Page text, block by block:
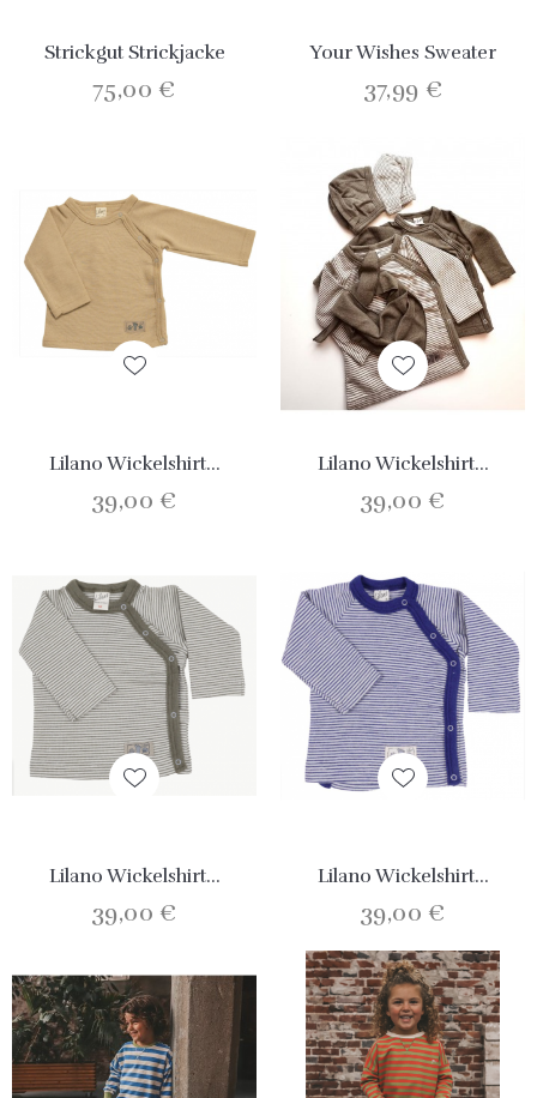
Strickgut Strickjacke
75,00 €
Your Wishes Sweater
37,99 €
Lilano Wickelshirt...
39,00 €
Lilano Wickelshirt...
39,00 €
Lilano Wickelshirt...
39,00 €
Lilano Wickelshirt...
39,00 €